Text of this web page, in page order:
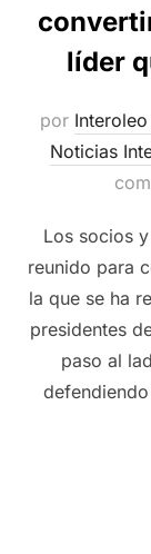
líder
por
Noticias
Los socios
reunido para
la que se ha
presidentes
paso al